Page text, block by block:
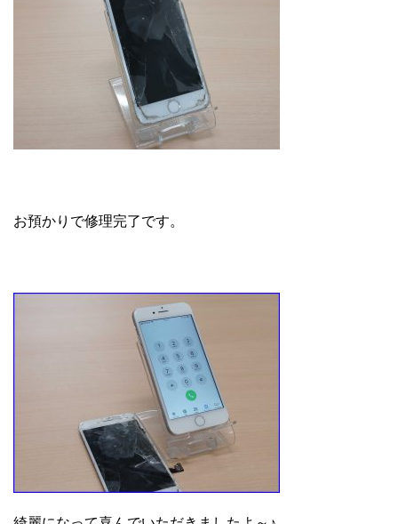
お預かりで修理完了です。